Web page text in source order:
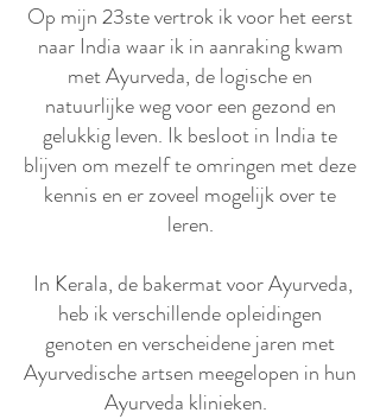
Op mijn 23ste vertrok ik voor het eerst
naar India waar ik in aanraking kwam
metAyurveda, de logische en
natuurlijke weg voor een gezond en
gelukkig leven. Ik besloot in India te
blijven om mezelf te omringen met deze
kennis en er zoveel mogelijk over te
leren.
In Kerala, de bakermat voor Ayurveda,
heb ik verschillende opleidingen
genoten en verscheidene jaren met
Ayurvedische artsen meegelopen in hun
Ayurveda klinieken.